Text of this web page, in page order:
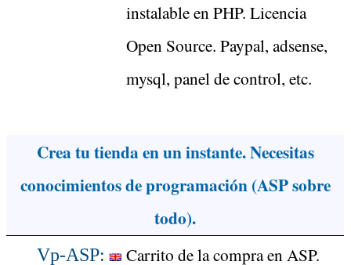
instalable en PHP. Licencia
Open Source. Paypal, adsense,
mysql, panel de control, etc.
Crea tu tienda en un instante. Necesitas
conocimientos de programación (ASP sobre
todo).
Vp-ASP:
Carrito de la compra en ASP.